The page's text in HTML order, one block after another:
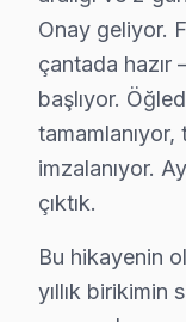
Anakart ve
Finlux Yazılım
» Kağıthane'e
Finlux
Kağıthane
Finlux işçilik
Finlux parça
Onay geliyor.
çantada hazır
başlıyor.
tamamlanıyor,
imzalanıyor.
çıktık.
Bu hikayenin
yıllık birikimin